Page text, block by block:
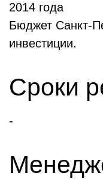
2014 года
Бюджет Санкт-
инвестиции.
Сроки
-